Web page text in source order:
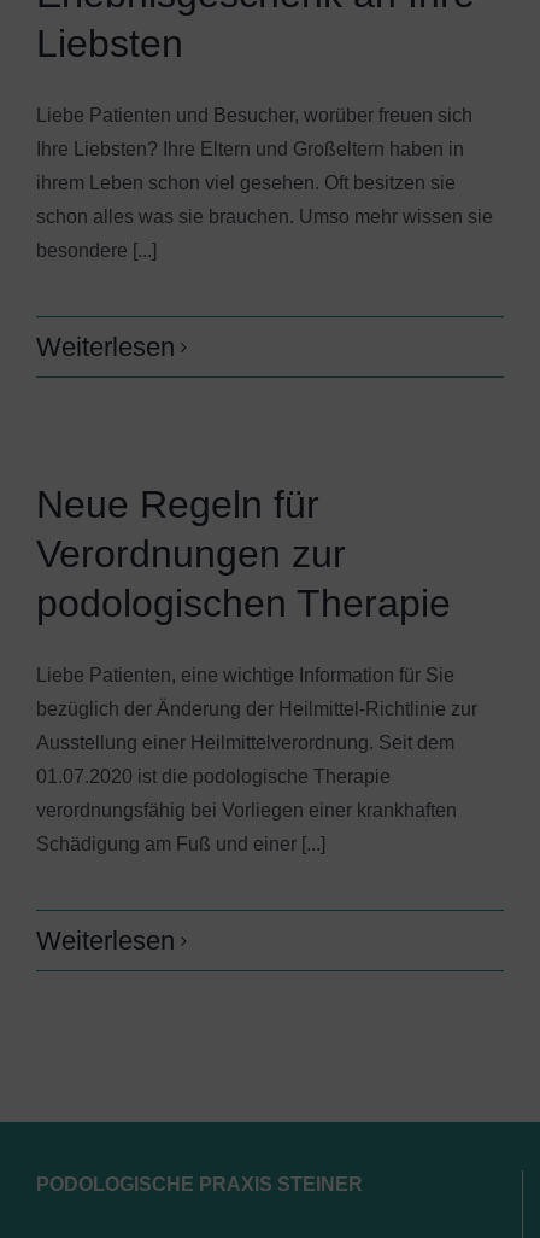
Liebsten
Liebe Patienten und Besucher, worüber freuen sich
Ihre Liebsten? Ihre Eltern und Großeltern haben in
ihrem Leben schon viel gesehen. Oft besitzen sie
schon alles was sie brauchen. Umso mehr wissen sie
besondere [...]
Weiterlesen
Neue Regeln für
Verordnungen zur
podologischen Therapie
Liebe Patienten, eine wichtige Information für Sie
bezüglich der Änderung der Heilmittel-Richtlinie zur
Ausstellung einer Heilmittelverordnung. Seit dem
01.07.2020 ist die podologische Therapie
verordnungsfähig bei Vorliegen einer krankhaften
Schädigung am Fuß und einer [...]
Weiterlesen
PODOLOGISCHE PRAXIS STEINER